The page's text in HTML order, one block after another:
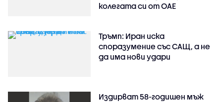
колегата си от ОАЕ
Тръмп: Иран иска
споразумение със САЩ, а не
да има нови удари
Издирват 58-годишен мъж